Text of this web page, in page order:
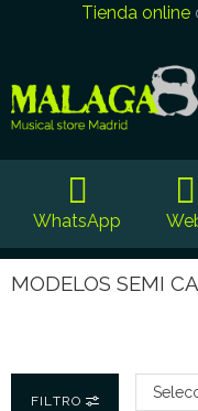
Tienda online
WhatsApp
MODELOS SEMI
FILTRO